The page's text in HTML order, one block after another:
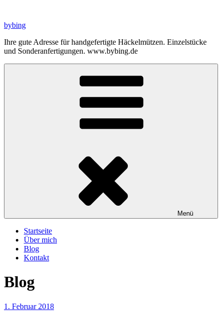
springen
bybing
Ihre gute Adresse für handgefertigte Häckelmützen. Einzelstücke
und Sonderanfertigungen. www.bybing.de
Menü
Startseite
Über mich
Blog
Kontakt
Blog
Veröffentlicht
1. Februar 2018